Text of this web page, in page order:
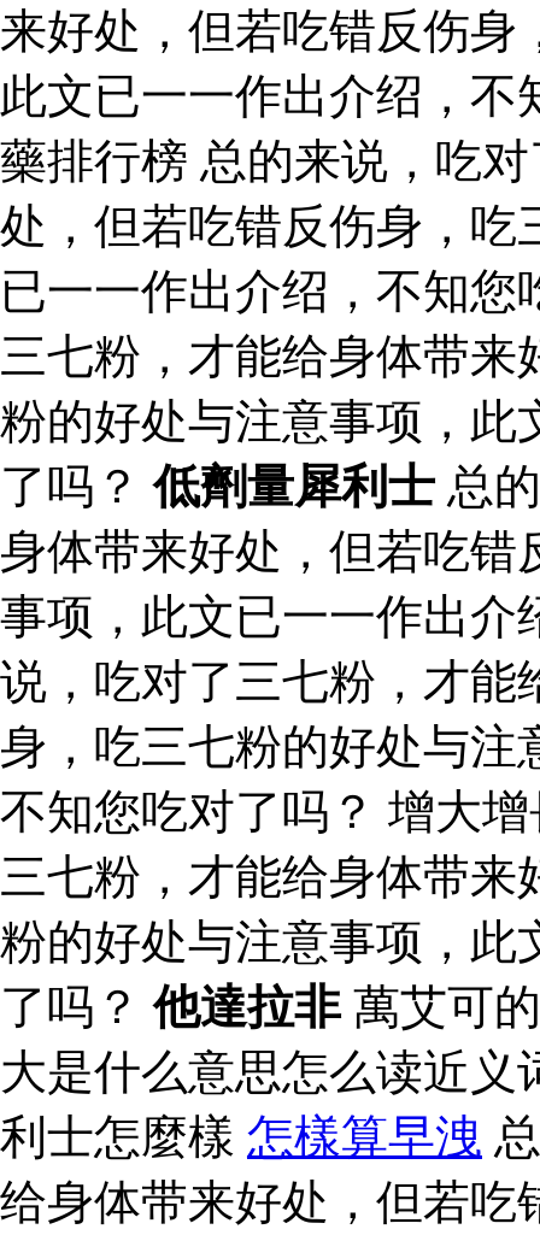
来好处，但若吃错反伤身
此文已一一作出介绍，
藥排行榜 总的来说，吃
处，但若吃错反伤身，吃
已一一作出介绍，不知
三七粉，才能给身体带
粉的好处与注意事项，此
了吗？低劑量犀利士 总
身体带来好处，但若吃错
事项，此文已一一作出介
说，吃对了三七粉，才能
身，吃三七粉的好处与注
不知您吃对了吗？ 增大
三七粉，才能给身体带
粉的好处与注意事项，此
了吗？他達拉非萬艾可
大是什么意思怎么读近
利士怎麼樣 怎樣算早洩
给身体带来好处，但若吃